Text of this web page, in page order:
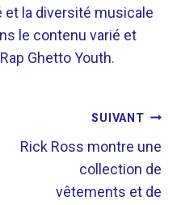
et la diversité musicale
le contenu varié et
Ghetto Youth.
SUIVANT
Rick Ross montre une
collection de
vêtements et de